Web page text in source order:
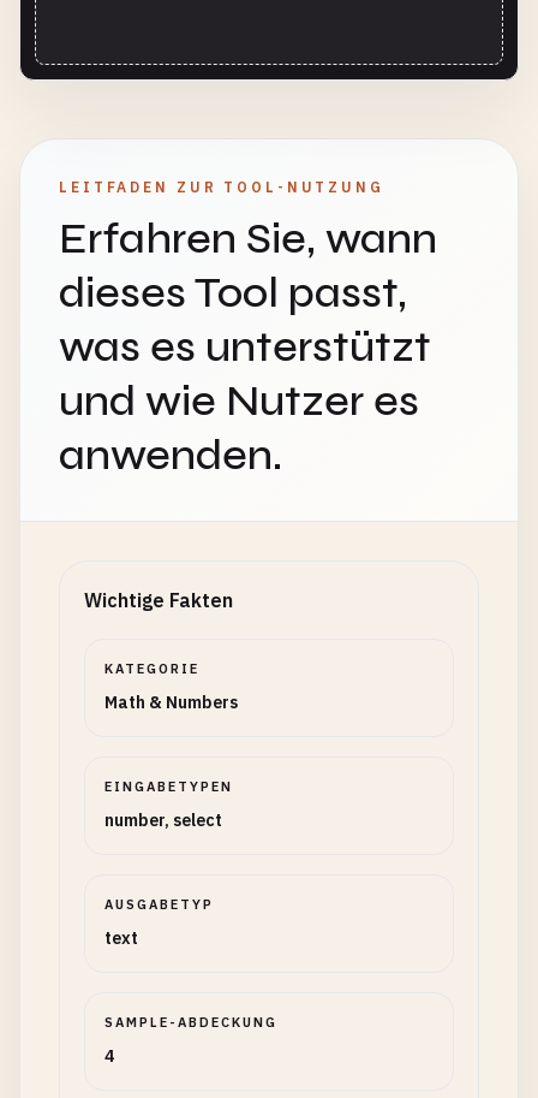
LEITFADEN ZUR TOOL-NUTZUNG
Erfahren Sie, wann
dieses Tool passt,
was es unterstützt
und wie Nutzer es
anwenden.
Wichtige Fakten
KATEGORIE
Math & Numbers
EINGABETYPEN
number, select
AUSGABETYP
text
SAMPLE-ABDECKUNG
4